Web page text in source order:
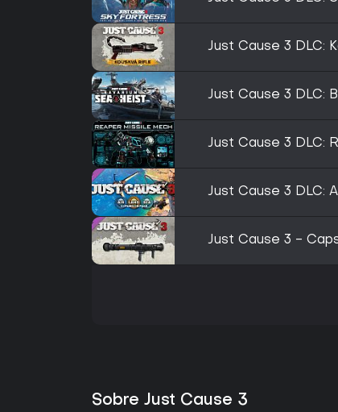
Just Cause 3 DLC:
Just Cause 3 DLC:
Just Cause 3 DLC:
Just Cause 3 DLC:
Just Cause 3 -
Sobre Just Cause 3